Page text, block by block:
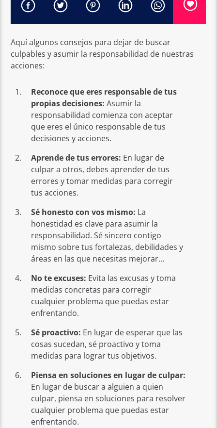
Aquí algunos consejos para dejar de buscar
culpables y asumir la responsabilidad de nuestras
acciones:
Reconoce que eres responsable de tus
propias decisiones: Asumir la
responsabilidad comienza con aceptar
que eres el único responsable de tus
decisiones y acciones.
Aprende de tus errores: En lugar de
culpar a otros, debes aprender de tus
errores y tomar medidas para corregir
tus acciones.
Sé honesto con vos mismo: La
honestidad es clave para asumir la
responsabilidad. Sé sincero contigo
mismo sobre tus fortalezas, debilidades y
áreas en las que necesitas mejorar…
No te excuses: Evita las excusas y toma
medidas concretas para corregir
cualquier problema que puedas estar
enfrentando.
Sé proactivo: En lugar de esperar que las
cosas sucedan, sé proactivo y toma
medidas para lograr tus objetivos.
Piensa en soluciones en lugar de culpar:
En lugar de buscar a alguien a quien
culpar, piensa en soluciones para resolver
cualquier problema que puedas estar
enfrentando.